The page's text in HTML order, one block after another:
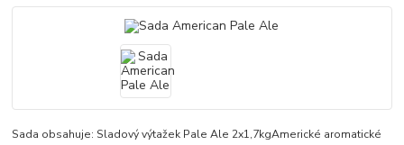
Sada obsahuje: Sladový výtažek Pale Ale 2x1,7kgAmerické aromatické